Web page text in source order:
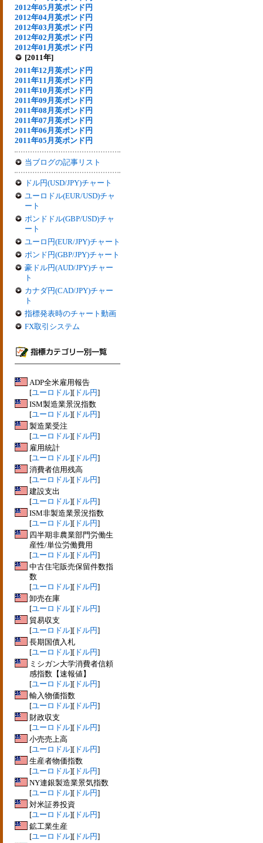
2012年05月英ポンド円
2012年04月英ポンド円
2012年03月英ポンド円
2012年02月英ポンド円
2012年01月英ポンド円
[2011年]
2011年12月英ポンド円
2011年11月英ポンド円
2011年10月英ポンド円
2011年09月英ポンド円
2011年08月英ポンド円
2011年07月英ポンド円
2011年06月英ポンド円
2011年05月英ポンド円
当ブログの記事リスト
ドル円(USD/JPY)チャート
ユーロドル(EUR/USD)チャ
ート
ポンドドル(GBP/USD)チャ
ート
ユーロ円(EUR/JPY)チャート
ポンド円(GBP/JPY)チャート
豪ドル円(AUD/JPY)チャー
ト
カナダ円(CAD/JPY)チャー
ト
指標発表時のチャート動画
FX取引システム
ADP全米雇用報告
[ユーロドル][ ドル円]
ISM製造業景況指数
[ユーロドル][ ドル円]
製造業受注
[ユーロドル][ ドル円]
雇用統計
[ユーロドル][ ドル円]
消費者信用残高
[ユーロドル][ ドル円]
建設支出
[ユーロドル][ ドル円]
ISM非製造業景況指数
[ユーロドル][ ドル円]
四半期非農業部門労働生
産性/単位労働費用
[ユーロドル][ ドル円]
中古住宅販売保留件数指
数
[ユーロドル][ ドル円]
卸売在庫
[ユーロドル][ ドル円]
貿易収支
[ユーロドル][ ドル円]
長期国債入札
[ユーロドル][ ドル円]
ミシガン大学消費者信頼
感指数【速報値】
[ユーロドル][ ドル円]
輸入物価指数
[ユーロドル][ ドル円]
財政収支
[ユーロドル][ ドル円]
小売売上高
[ユーロドル][ ドル円]
生産者物価指数
[ユーロドル][ ドル円]
NY連銀製造業景気指数
[ユーロドル][ ドル円]
対米証券投資
[ユーロドル][ ドル円]
鉱工業生産
[ユーロドル][ ドル円]